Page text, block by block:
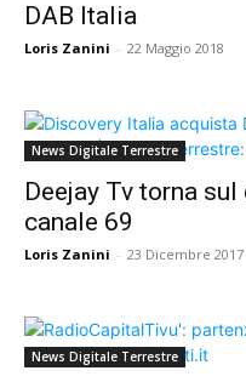
DAB Italia
Loris Zanini - 22 Maggio 2018
News Digitale Terrestre
Deejay Tv torna
canale 69
Loris Zanini - 23 Dicembre 2017
News Digitale Terrestre